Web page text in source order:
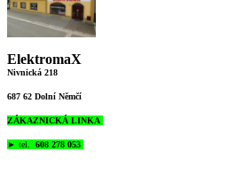
ElektromaX
Nivnická 218
687 62 Dolní Němčí
ZÁKAZNICKÁ LINKA
► tel. 608 278 053